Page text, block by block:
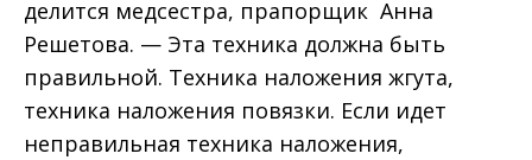
делится медсестра, прапорщик Анна
Решетова. — Эта техника должна быть
правильной. Техника наложения жгута,
техника наложения повязки. Если идет
неправильная техника наложения,